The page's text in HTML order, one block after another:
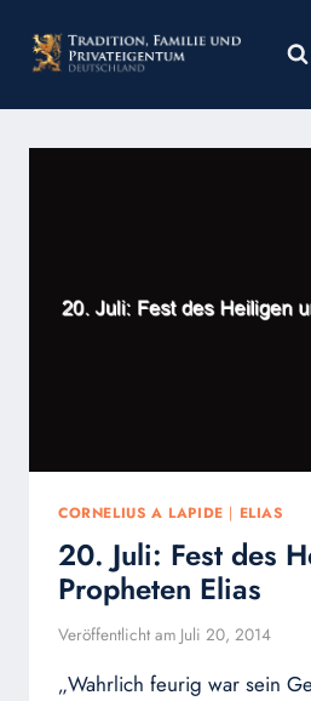
Inhalt
springen
CORNELIUS A LAPIDE | ELIAS
20. Juli: Fest des
Propheten Elias
Veröffentlicht am Juli 20, 2014
„Wahrlich feurig war sein